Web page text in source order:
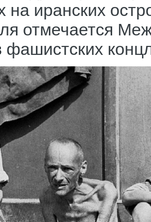
на иранских
отмечается
фашистских